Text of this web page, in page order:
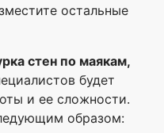
остальные
стен по маякам,
будет
и ее сложности.
образом: